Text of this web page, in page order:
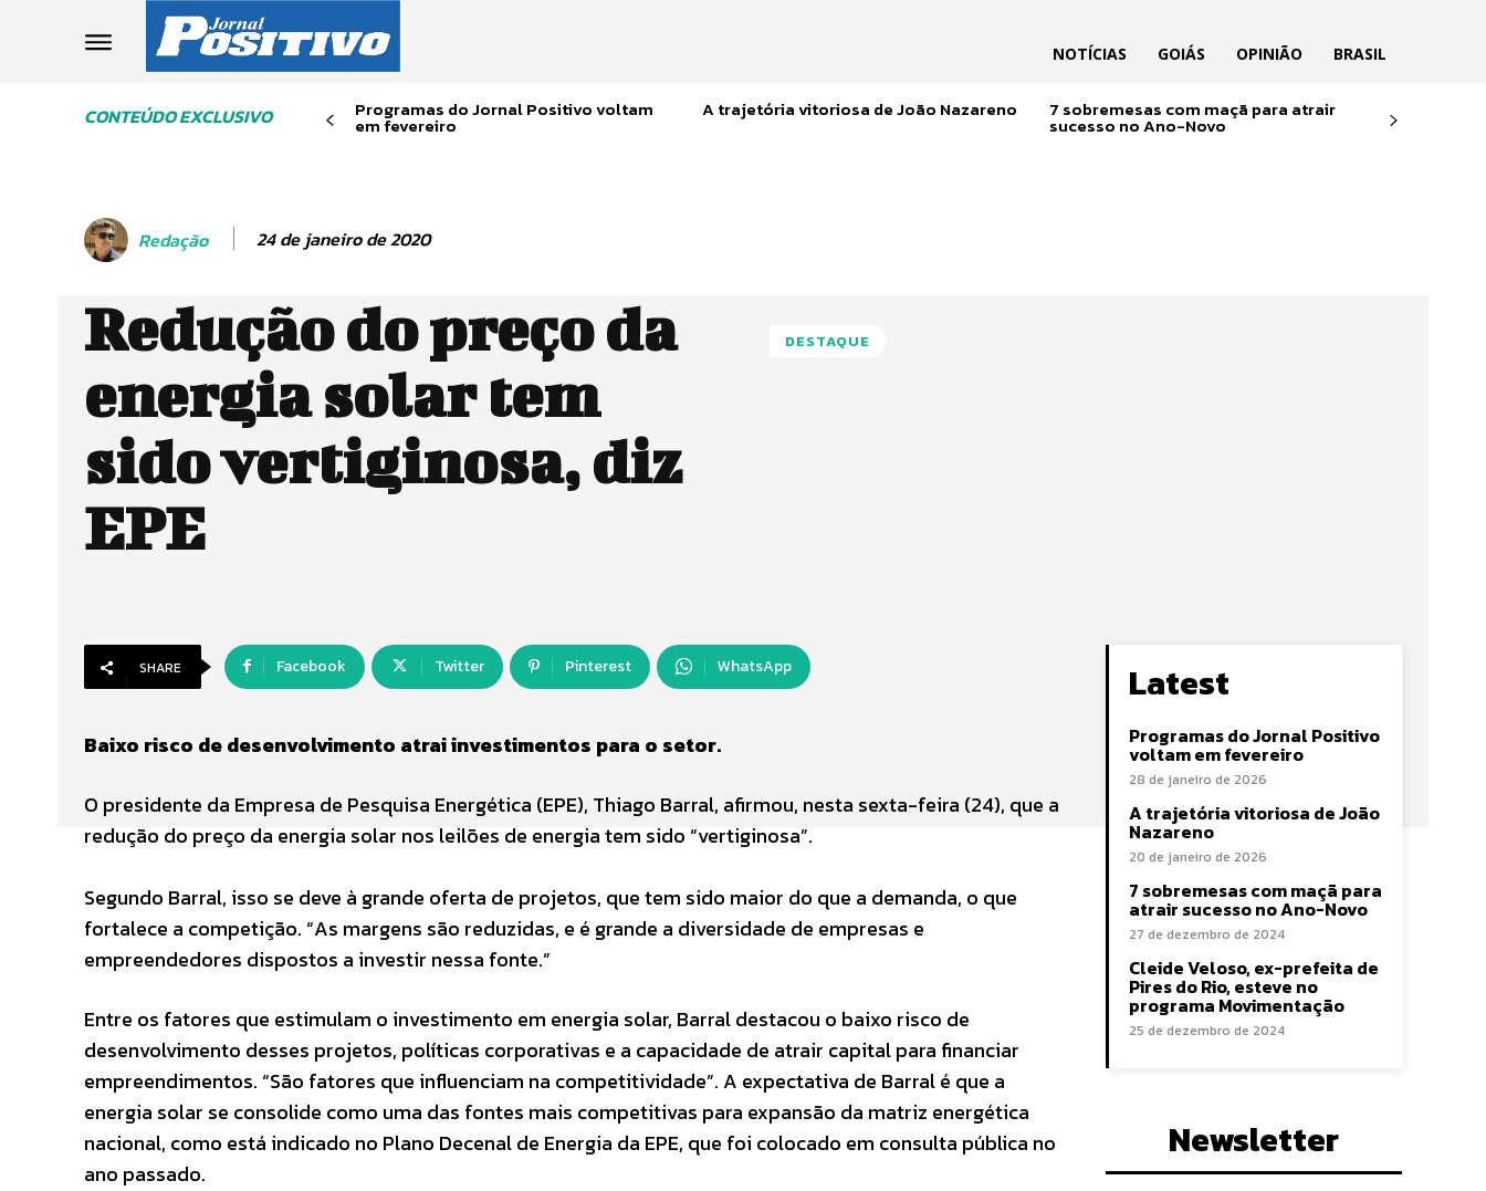
NOTÍCIAS GOIÁS OPINIÃO BRASIL
CONTEÚDO EXCLUSIVO Programas do Jornal Positivo voltam
em fevereiro
A trajetória vitoriosa de João Nazareno 7 sobremesas com maçã para atrair
sucesso no Ano-Novo
Redação 24 de janeiro de 2020
Redução do preço da
energia solar tem
sido vertiginosa, diz
EPE
DESTAQUE
SHARE Facebook Twitter Pinterest WhatsApp
Baixo risco de desenvolvimento atrai investimentos para o setor.
O presidente da Empresa de Pesquisa Energética (EPE), Thiago Barral, afirmou, nesta sexta-feira (24), que a
redução do preço da energia solar nos leilões de energia tem sido “vertiginosa”.
Segundo Barral, isso se deve à grande oferta de projetos, que tem sido maior do que a demanda, o que
fortalece a competição. “As margens são reduzidas, e é grande a diversidade de empresas e
empreendedores dispostos a investir nessa fonte.”
Entre os fatores que estimulam o investimento em energia solar, Barral destacou o baixo risco de
desenvolvimento desses projetos, políticas corporativas e a capacidade de atrair capital para financiar
empreendimentos. “São fatores que influenciam na competitividade”. A expectativa de Barral é que a
energia solar se consolide como uma das fontes mais competitivas para expansão da matriz energética
nacional, como está indicado no Plano Decenal de Energia da EPE, que foi colocado em consulta pública no
ano passado.
Latest
Programas do Jornal Positivo
voltam em fevereiro
28 de janeiro de 2026
A trajetória vitoriosa de João
Nazareno
20 de janeiro de 2026
7 sobremesas com maçã para
atrair sucesso no Ano-Novo
27 de dezembro de 2024
Cleide Veloso, ex-prefeita de
Pires do Rio, esteve no
programa Movimentação
25 de dezembro de 2024
Newsletter